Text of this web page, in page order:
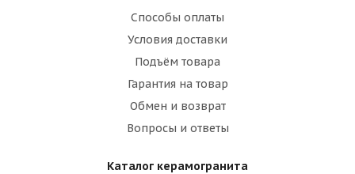
Способы оплаты
Условия доставки
Подъём товара
Гарантия на товар
Обмен и возврат
Вопросы и ответы
Каталог керамогранита